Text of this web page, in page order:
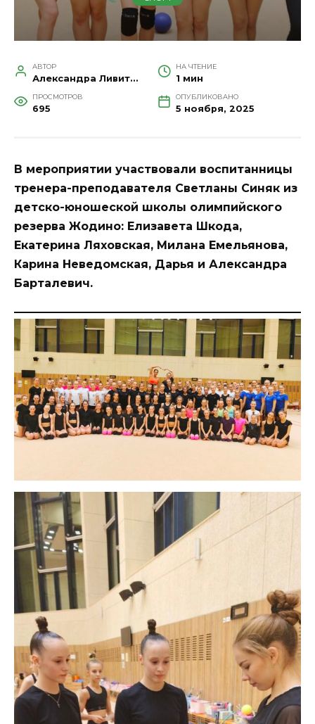
АВТОР
Александра Ливитина
НА ЧТЕНИЕ
1 мин
ПРОСМОТРОВ
695
ОПУБЛИКОВАНО
5 ноября, 2025
В мероприятии участвовали воспитанницы
тренера-преподавателя Светланы Синяк из
детско-юношеской школы олимпийского
резерва Жодино: Елизавета Шкода,
Екатерина Ляховская, Милана Емельянова,
Карина Неведомская, Дарья и Александра
Барталевич.